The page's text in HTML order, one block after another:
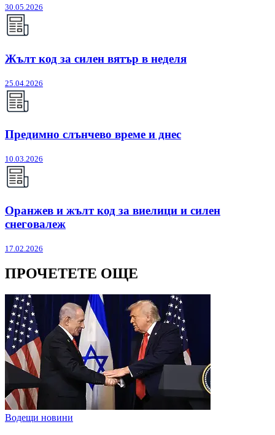
30.05.2026
Жълт код за силен вятър в неделя
25.04.2026
Предимно слънчево време и днес
10.03.2026
Оранжев и жълт код за виелици и силен
снеговалеж
17.02.2026
ПРОЧЕТЕТЕ ОЩЕ
Водещи новини